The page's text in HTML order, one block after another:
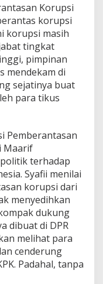
Korupsi
korupsi
korupsi masih
tingkat
pimpinan
mendekam di
sejatinya buat
para tikus
Pemberantasan
Maarif
terhadap
Syafii menilai
korupsi dari
menyedihkan
dukung
dibuat di DPR
melihat para
cenderung
Padahal, tanpa